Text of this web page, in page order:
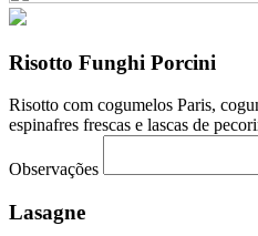
Risotto Funghi Porcini
Risotto com cogumelos Paris,
espinafres frescas e lascas de
Observações
Lasagne